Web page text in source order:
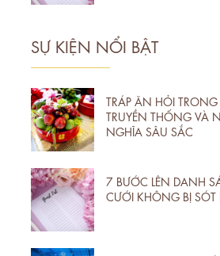
SỰ KIỆN NỔI BẬT
TRÁP ĂN HỎI TRONG
TRUYỀN THỐNG VÀ
NGHĨA SÂU SẮC
7 BƯỚC LÊN DANH
CƯỚI KHÔNG BỊ SÓT